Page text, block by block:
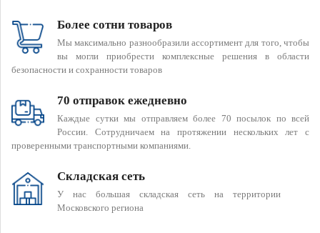
Более сотни товаров
Мы максимально разнообразили ассортимент для того, чтобы
вы могли приобрести комплексные решения в области
безопасности и сохранности товаров
70 отправок ежедневно
Каждые сутки мы отправляем более 70 посылок по всей
России. Сотрудничаем на протяжении нескольких лет с
проверенными транспортными компаниями.
Складская сеть
У нас большая складская сеть на территории
Московского региона